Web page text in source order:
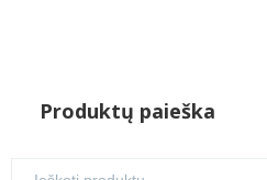
Produktų paieška